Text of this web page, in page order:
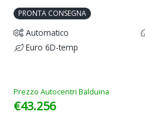
PRONTA CONSEGNA
Automatico
Euro 6D-temp
Prezzo Autocentri Balduina
€43.256